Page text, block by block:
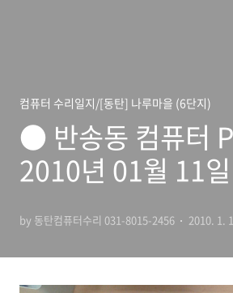
컴퓨터 수리일지/[동탄] 나루마을 (6단지)
● 반송동 컴퓨터
2010년 01월 11
복구
by 동탄컴퓨터수리 031-8015-2456 2010. 1.